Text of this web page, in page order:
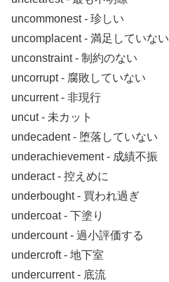
uncommonest ‐ 珍しい
uncomplacent ‐ 満足していない
unconstraint ‐ 制約のない
uncorrupt ‐ 腐敗していない
uncurrent ‐ 非現行
uncut ‐ 未カット
undecadent ‐ 堕落していない
underachievement ‐ 成績不振
underact ‐ 控えめに
underbought ‐ 買われ過ぎ
undercoat ‐ 下塗り
undercount ‐ 過小評価する
undercroft ‐ 地下室
undercurrent ‐ 底流